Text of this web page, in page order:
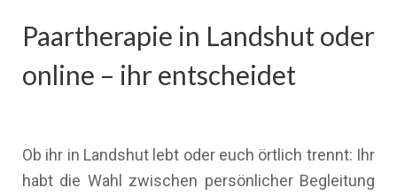
Paartherapie in Landshut oder
online – ihr entscheidet
Ob ihr in Landshut lebt oder euch örtlich trennt: Ihr
habt die Wahl zwischen persönlicher Begleitung